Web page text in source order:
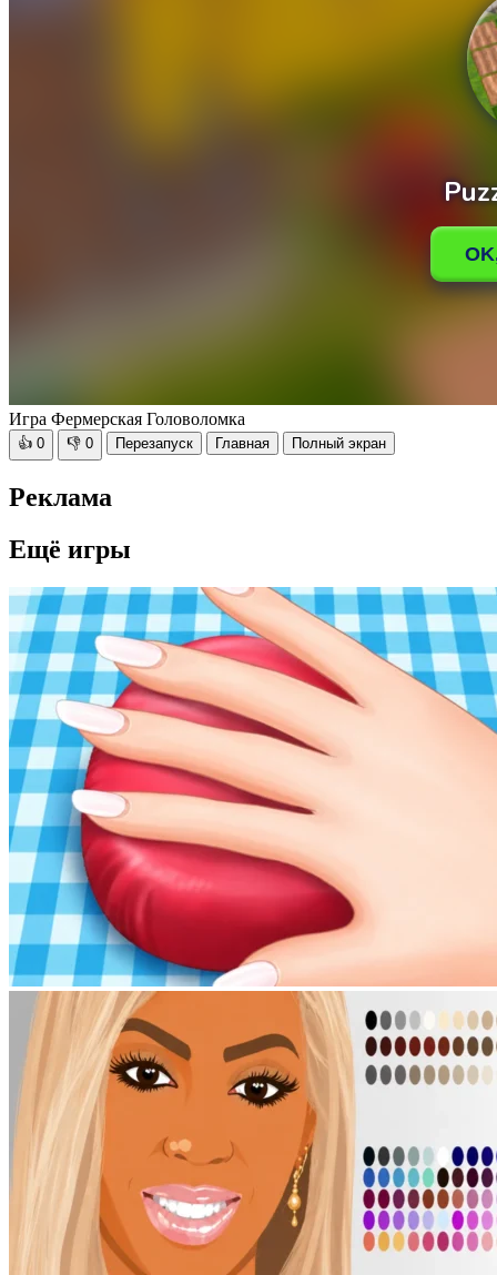
Игра Фермерская Головоломка
👍 0 👎 0 Перезапуск Главная Полный экран
Реклама
Ещё игры